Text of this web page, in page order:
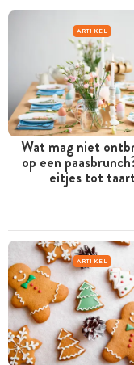
ARTIKEL
Wat mag niet
op een
eitjes tot taart
ARTIKEL